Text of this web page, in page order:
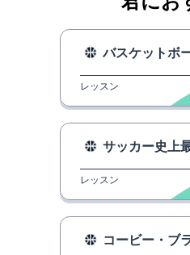
バスケットボールで
レッスン
サッカー史上
レッスン
コービー・ブライアントがデ